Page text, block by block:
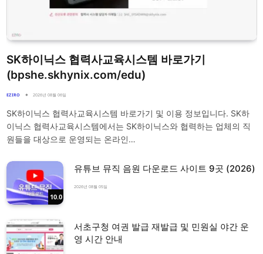
SK하이닉스 협력사교육시스템 바로가기
(bpshe.skhynix.com/edu)
EZIRO 2026년 08월 06일
SK하이닉스 협력사교육시스템 바로가기 및 이용 정보입니다. SK하
이닉스 협력사교육시스템에서는 SK하이닉스와 협력하는 업체의 직
원들을 대상으로 운영되는 온라인…
10.0
유튜브 뮤직 음원 다운로드 사이트 9곳 (2026)
2026년 08월 05일
서초구청 여권 발급 재발급 및 민원실 야간 운
영 시간 안내